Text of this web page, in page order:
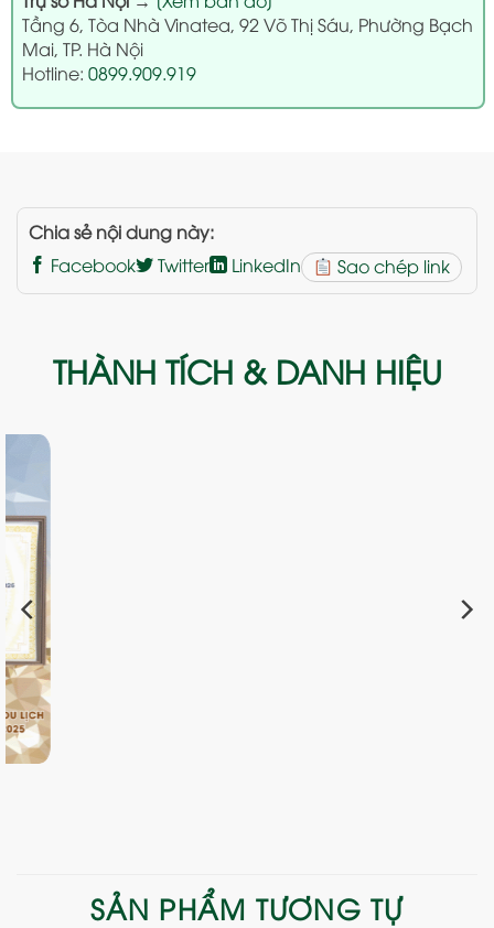
Tầng 6, Tòa Nhà Vinatea, 92 Võ Thị Sáu, Phường Bạch
Mai, TP. Hà Nội
Hotline: 0899.909.919
Chia sẻ nội dung này:
Facebook
Twitter LinkedIn Sao chép link
THÀNH TÍCH & DANH HIỆU
SẢN PHẨM TƯƠNG TỰ